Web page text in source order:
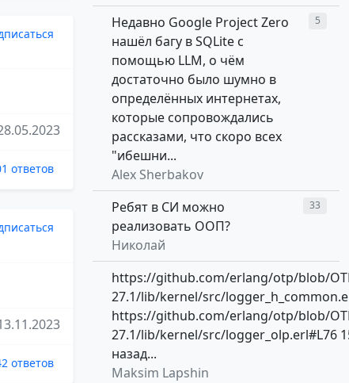
ответов
ответов
Недавно Google Project Zero
нашёл багу в SQLite с
помощью LLM, о чём
достаточно было шумно в
определённых интернетах,
которые сопровождались
рассказами, что скоро всех
"ибешни...
Alex Sherbakov
5
Ребят в СИ можно
реализовать ООП?
Николай
33
https://github.com/erlang/otp/blob/
27.1/lib/kernel/src/
https://github.com/erlang/otp/blob/
27.1/lib/kernel/src/logger_olp.erl#L76
назад...
Maksim Lapshin